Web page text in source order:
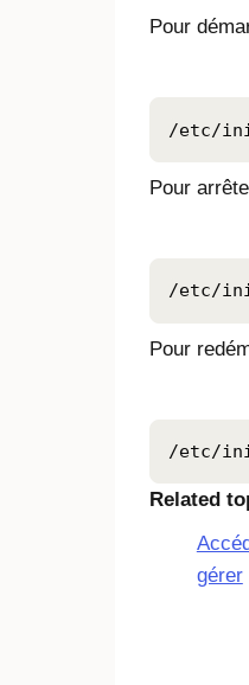
Pour
/etc/
Pour
/etc/
Pour
/etc/
Related
gérer